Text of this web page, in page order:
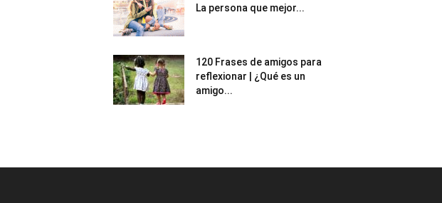
La persona que mejor...
120 Frases de amigos para
reflexionar | ¿Qué es un
amigo...